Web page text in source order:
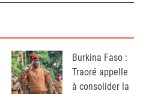
Burkina Faso :
Traoré appelle
à consolider la